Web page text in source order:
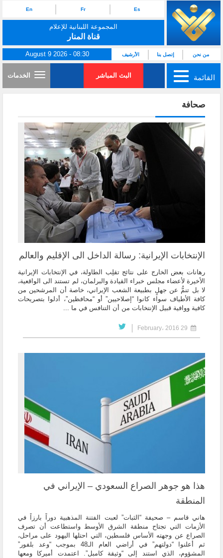
Es
Fr
En
المجموعة اللبنانية للإعلام
قناة المنار
من نحن إتصل بنا الأرشيف August 9 2026 - 08:30
القائمة البث المباشر الخدمات
صحافة
الإنتخابات الإيرانية: رسالة الداخل الى الإقليم والعالم
رهانات بعض الخارج على نتائج تقلِب الطاولة، في الإنتخابات الإيرانية
الأخيرة لأعضاء مجلس خبراء القيادة والبرلمان، لم تستند الى الواقعية،
لا بل تنمُّ عن جهلٍ بطبيعة الشعب الإيراني، خاصة أن المرشحين من
كافة الأطياف سواء كانوا “إصلاحيين” أو “محافظين”، أدلوا بتصريحات
كافية ووافية قبيل الإنتخابات من أن التنافس في ما ...
هذا هو جوهر الصراع السعودي – الإيراني في
المنطقة
هاني قاسم – صحيفة “الثبات” لعبت الفتنة المذهبية دوراً بارزاً في
الأزمات التي تجتاح منطقة الشرق الأوسط واستطاعت أن تصرف
الصراع عن وجهته الأساس فلسطين، التي احتلها اليهود على مراحل،
ثم أعلنوا “دولتهم” في أراضي العام الـ48 بموجب “وعد بلفور”
المشؤوم، الذي استند إلى “وثيقة كامبل”. اعتمدت أميركا ومعها